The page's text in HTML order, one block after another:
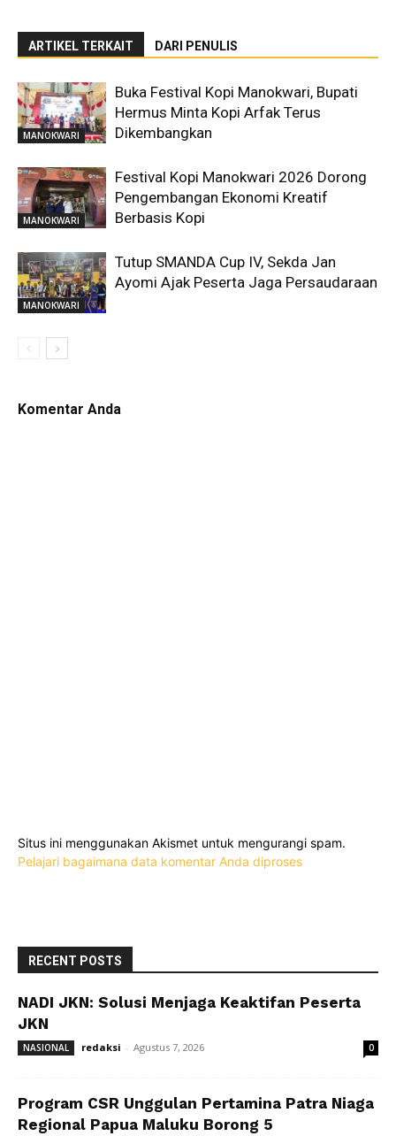
ARTIKEL TERKAIT DARI PENULIS
MANOKWARI
Buka Festival Kopi Manokwari, Bupati
Hermus Minta Kopi Arfak Terus
Dikembangkan
MANOKWARI
Festival Kopi Manokwari 2026 Dorong
Pengembangan Ekonomi Kreatif
Berbasis Kopi
MANOKWARI
Tutup SMANDA Cup IV, Sekda Jan
Ayomi Ajak Peserta Jaga Persaudaraan
Komentar Anda
Situs ini menggunakan Akismet untuk mengurangi spam.
Pelajari bagaimana data komentar Anda diproses
RECENT POSTS
NADI JKN: Solusi Menjaga Keaktifan Peserta
JKN
NASIONAL redaksi - Agustus 7, 2026 0
Program CSR Unggulan Pertamina Patra Niaga
Regional Papua Maluku Borong 5